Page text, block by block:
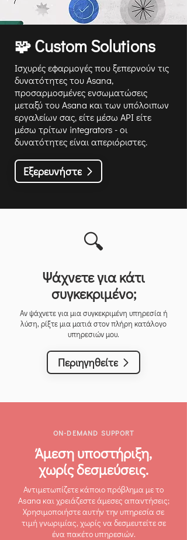
🧩 Custom Solutions
Ισχυρές εφαρμογές που ξεπερνούν τις
δυνατότητες του Asana,
προσαρμοσμένες ενσωματώσεις
μεταξύ του Asana και των υπόλοιπων
εργαλείων σας, είτε μέσω API είτε
μέσω τρίτων integrators - οι
δυνατότητες είναι απεριόριστες.
Εξερευνήστε
🔍
Ψάχνετε για κάτι
συγκεκριμένο;
Αν ψάχνετε για μια συγκεκριμένη υπηρεσία ή
λύση, ρίξτε μια ματιά στον πλήρη κατάλογο
υπηρεσιών μου.
Περιηγηθείτε
ON-DEMAND SUPPORT
Άμεση υποστήριξη,
χωρίς δεσμεύσεις.
Αντιμετωπίζετε κάποιο πρόβλημα με το
Asana και χρειάζεστε άμεσες απαντήσεις;
Χρησιμοποιήστε αυτήν την υπηρεσία σε
τιμή γνωριμίας, χωρίς να δεσμευτείτε σε
ένα πακέτο υπηρεσιών.